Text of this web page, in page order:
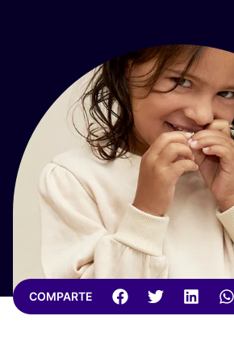
COMPARTE